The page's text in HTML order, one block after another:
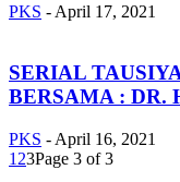
PKS - April 17, 2021
SERIAL
BERSAMA : DR.
PKS - April 16, 2021
1 23Page 3 of 3